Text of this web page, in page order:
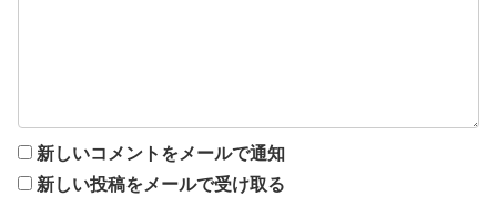
新しいコメントをメールで通知
新しい投稿をメールで受け取る